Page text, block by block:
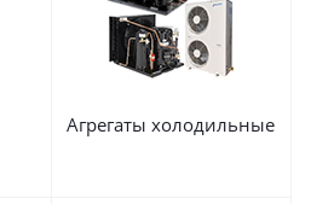
Агрегаты холодильные